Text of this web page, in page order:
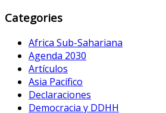
Categories
Africa Sub-Sahariana
Agenda 2030
Artículos
Asia Pacífico
Declaraciones
Democracia y DDHH